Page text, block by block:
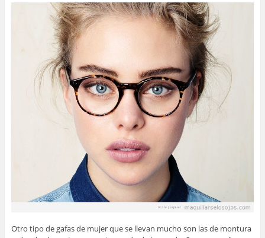
Otro tipo de gafas de mujer que se llevan mucho son las de montura